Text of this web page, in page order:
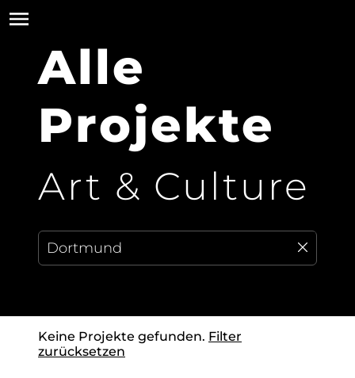
Alle
Projekte
Art & Culture
Keine Projekte gefunden. Filter
zurücksetzen